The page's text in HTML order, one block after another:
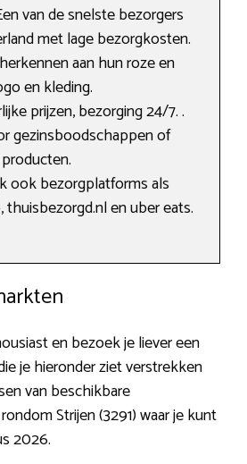
van de snelste bezorgers
met lage bezorgkosten.
aan hun roze en
en kleding.
prijzen, bezorging 24/7. .
gezinsboodschappen of
ook bezorgplatforms als
thuisbezorgd.nl en uber eats.
en bezoek je liever een
je hieronder ziet verstrekken
van beschikbare
Strijen (3291) waar je kunt
2026.